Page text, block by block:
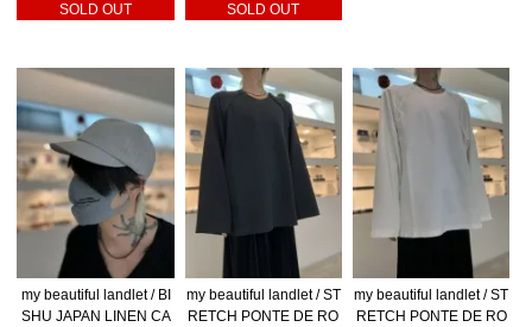
SOLD OUT
SOLD OUT
my beautiful landlet / BI
SHU JAPAN LINEN CA
my beautiful landlet / ST
RETCH PONTE DE RO
my beautiful landlet / ST
RETCH PONTE DE RO